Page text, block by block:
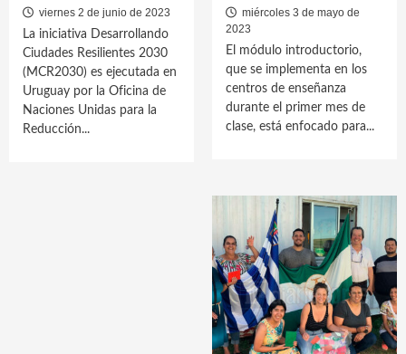
viernes 2 de junio de 2023
La iniciativa Desarrollando
Ciudades Resilientes 2030
(MCR2030) es ejecutada en
Uruguay por la Oficina de
Naciones Unidas para la
Reducción...
miércoles 3 de mayo de
2023
El módulo introductorio,
que se implementa en los
centros de enseñanza
durante el primer mes de
clase, está enfocado para...